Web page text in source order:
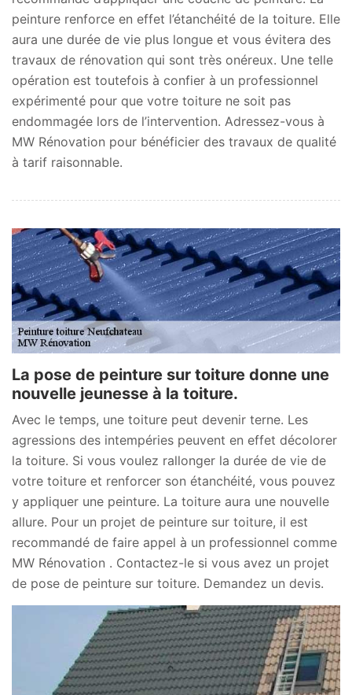
peinture renforce en effet l’étanchéité de la toiture. Elle
aura une durée de vie plus longue et vous évitera des
travaux de rénovation qui sont très onéreux. Une telle
opération est toutefois à confier à un professionnel
expérimenté pour que votre toiture ne soit pas
endommagée lors de l’intervention. Adressez-vous à
MW Rénovation pour bénéficier des travaux de qualité
à tarif raisonnable.
La pose de peinture sur toiture donne une
nouvelle jeunesse à la toiture.
Avec le temps, une toiture peut devenir terne. Les
agressions des intempéries peuvent en effet décolorer
la toiture. Si vous voulez rallonger la durée de vie de
votre toiture et renforcer son étanchéité, vous pouvez
y appliquer une peinture. La toiture aura une nouvelle
allure. Pour un projet de peinture sur toiture, il est
recommandé de faire appel à un professionnel comme
MW Rénovation . Contactez-le si vous avez un projet
de pose de peinture sur toiture. Demandez un devis.